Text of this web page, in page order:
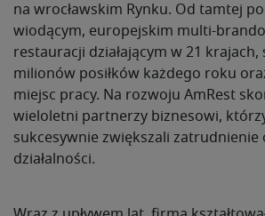
na wrocławskim Rynku. Od tamtej
wiodącym, europejskim multi-
restauracji działającym w 21 krajach,
milionów posiłków każdego roku
miejsc pracy. Na rozwoju AmRest
wieloletni partnerzy biznesowi,
sukcesywnie zwiększali zatrudnienie
działalności.